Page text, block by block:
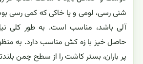
آلی باشد، مناسب است. به طور کلی
حاصل خیز با زه کش مناسب دارد. به
پر باران، بستر کاشت را از سطح چمن